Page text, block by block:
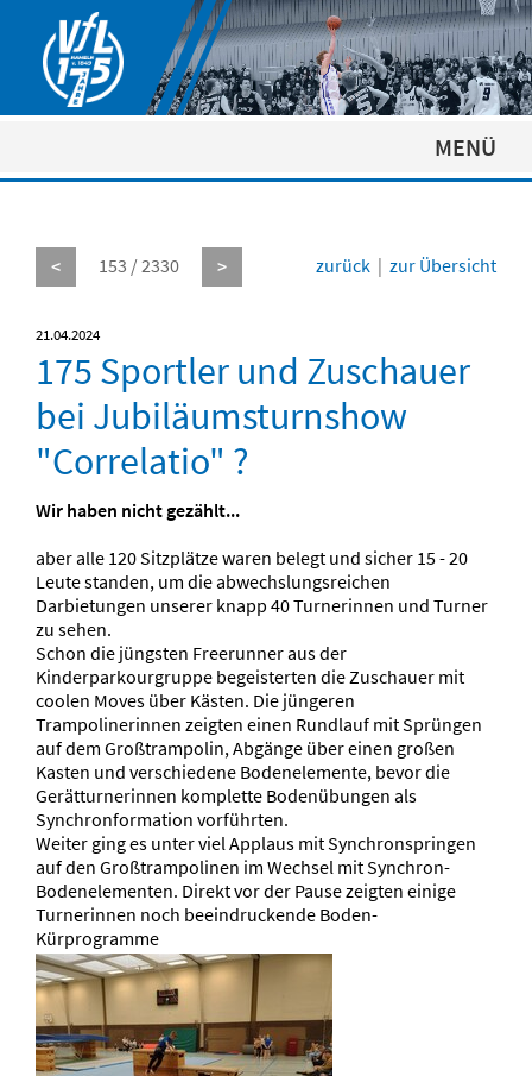
MENÜ
< 153 / 2330 > zurück | zur Übersicht
21.04.2024
175 Sportler und Zuschauer
bei Jubiläumsturnshow
"Correlatio" ?
Wir haben nicht gezählt...
aber alle 120 Sitzplätze waren belegt und sicher 15 - 20
Leute standen, um die abwechslungsreichen
Darbietungen unserer knapp 40 Turnerinnen und Turner
zu sehen.
Schon die jüngsten Freerunner aus der
Kinderparkourgruppe begeisterten die Zuschauer mit
coolen Moves über Kästen. Die jüngeren
Trampolinerinnen zeigten einen Rundlauf mit Sprüngen
auf dem Großtrampolin, Abgänge über einen großen
Kasten und verschiedene Bodenelemente, bevor die
Gerätturnerinnen komplette Bodenübungen als
Synchronformation vorführten.
Weiter ging es unter viel Applaus mit Synchronspringen
auf den Großtrampolinen im Wechsel mit Synchron-
Bodenelementen. Direkt vor der Pause zeigten einige
Turnerinnen noch beeindruckende Boden-
Kürprogramme